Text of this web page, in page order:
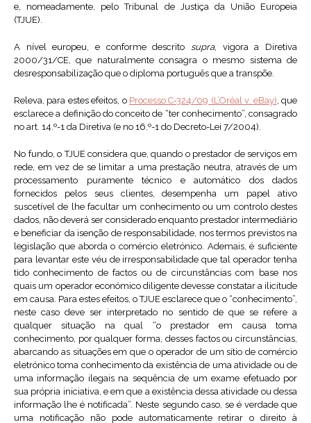
e, nomeadamente, pelo Tribunal de Justiça da União Europeia
(TJUE).
A nível europeu, e conforme descrito supra, vigora a Diretiva
2000/31/CE, que naturalmente consagra o mesmo sistema de
desresponsabilização que o diploma português que a transpõe.
Releva, para estes efeitos, o Processo C‑324/09 (L’Oréal v. eBay), que
esclarece a definição do conceito de “ter conhecimento”, consagrado
no art. 14.º-1 da Diretiva (e no 16.º-1 do Decreto-Lei 7/2004).
No fundo, o TJUE considera que, quando o prestador de serviços em
rede, em vez de se limitar a uma prestação neutra, através de um
processamento puramente técnico e automático dos dados
fornecidos pelos seus clientes, desempenha um papel ativo
suscetível de lhe facultar um conhecimento ou um controlo destes
dados, não deverá ser considerado enquanto prestador intermediário
e beneficiar da isenção de responsabilidade, nos termos previstos na
legislação que aborda o comércio eletrónico. Ademais, é suficiente
para levantar este véu de irresponsabilidade que tal operador tenha
tido conhecimento de factos ou de circunstâncias com base nos
quais um operador económico diligente devesse constatar a ilicitude
em causa. Para estes efeitos, o TJUE esclarece que o “conhecimento”,
neste caso deve ser interpretado no sentido de que se refere a
qualquer situação na qual “o prestador em causa toma
conhecimento, por qualquer forma, desses factos ou circunstâncias,
abarcando as situações em que o operador de um sítio de comércio
eletrónico toma conhecimento da existência de uma atividade ou de
uma informação ilegais na sequência de um exame efetuado por
sua própria iniciativa, e em que a existência dessa atividade ou dessa
informação lhe é notificada”. Neste segundo caso, se é verdade que
uma notificação não pode automaticamente retirar o direito à